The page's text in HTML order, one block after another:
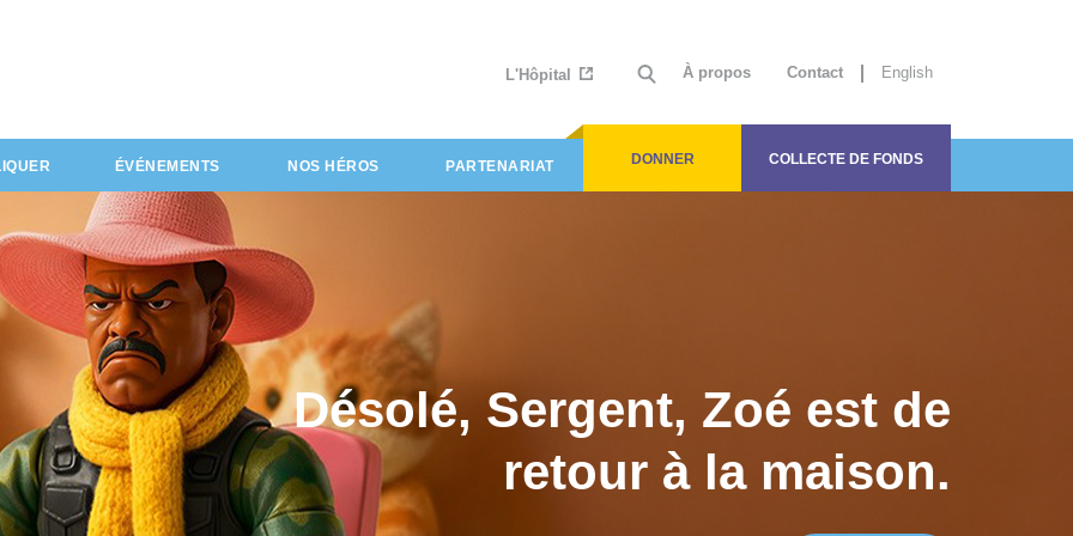
À propos Contact English
L'Hôpital
DONNER COLLECTE DE FONDS
ÉVÉNEMENTS NOS HÉROS PARTENARIAT
Désolé, Sergent, Zoé est de
retour à la maison.